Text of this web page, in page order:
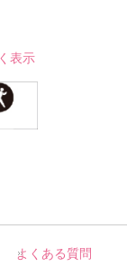
表示
よくある質問